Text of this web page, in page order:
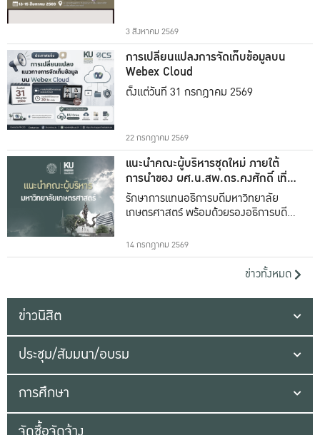
3 สิงหาคม 2569
การเปลี่ยนแปลงการจัดเก็บข้อมูลบน
Webex Cloud
ตั้งแต่วันที่ 31 กรกฎาคม 2569
22 กรกฎาคม 2569
แนะนำคณะผู้บริหารชุดใหม่ ภายใต้
การนำของ ผศ.น.สพ.ดร.คงศักดิ์ เที่ยง
ธรรม
รักษาการแทนอธิการบดีมหาวิทยาลัย
เกษตรศาสตร์ พร้อมด้วยรองอธิการบดีทั้ง
14 กรกฎาคม 2569
ข่าวทั้งหมด
ข่าวนิสิต
ประชุม/สัมมนา/อบรม
การศึกษา